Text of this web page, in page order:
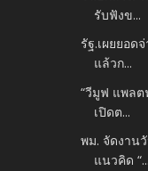
รับฟังข...
รัฐ.เผยยอด
แล้วก...
“วีมูฟ แพล
เปิดต...
พม. จัดงาน
แนวคิด “...